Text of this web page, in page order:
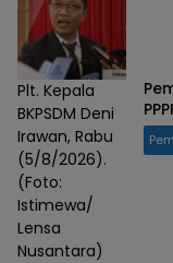
Plt. Kepala
BKPSDM Deni
Irawan, Rabu
(5/8/2026).
(Foto:
Istimewa/
Lensa
Nusantara)